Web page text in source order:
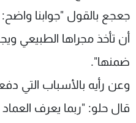
جعجع بالقول "جوابنا
أن تأخذ مجراها الطبيعي
ضمنها".
وعن رأيه بالأسباب التي
قال حلو: "ربما يعرف